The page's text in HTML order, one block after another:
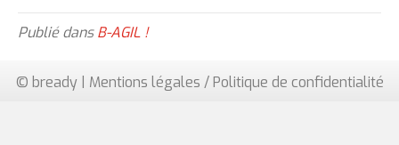
Publié dansB-AGIL !
© bready | Mentions légales / Politique de confidentialité